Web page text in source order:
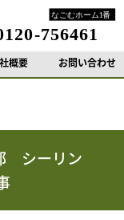
概要 お問い合わせ
シーリン